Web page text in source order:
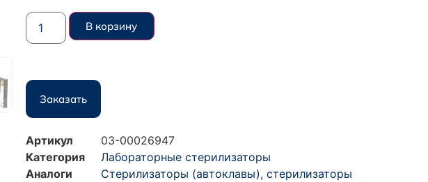
В корзину
Заказать
Артикул
03-00026947
Категория
Лабораторные стерилизаторы
Аналоги
Стерилизаторы (автоклавы), стерилизаторы